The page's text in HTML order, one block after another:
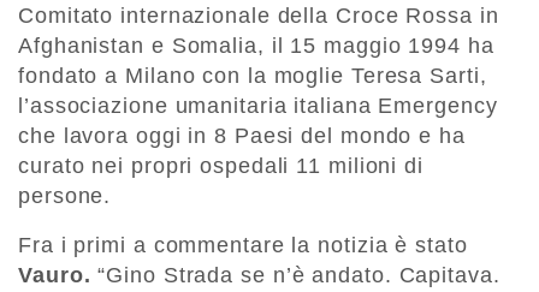
Comitato internazionale della Croce Rossa in
Afghanistan e Somalia, il 15 maggio 1994 ha
fondato a Milano con la moglie Teresa Sarti,
l’associazione umanitaria italiana Emergency
che lavora oggi in 8 Paesi del mondo e ha
curato nei propri ospedali 11 milioni di
persone.
Fra i primi a commentare la notizia è stato
Vauro. “Gino Strada se n’è andato. Capitava.